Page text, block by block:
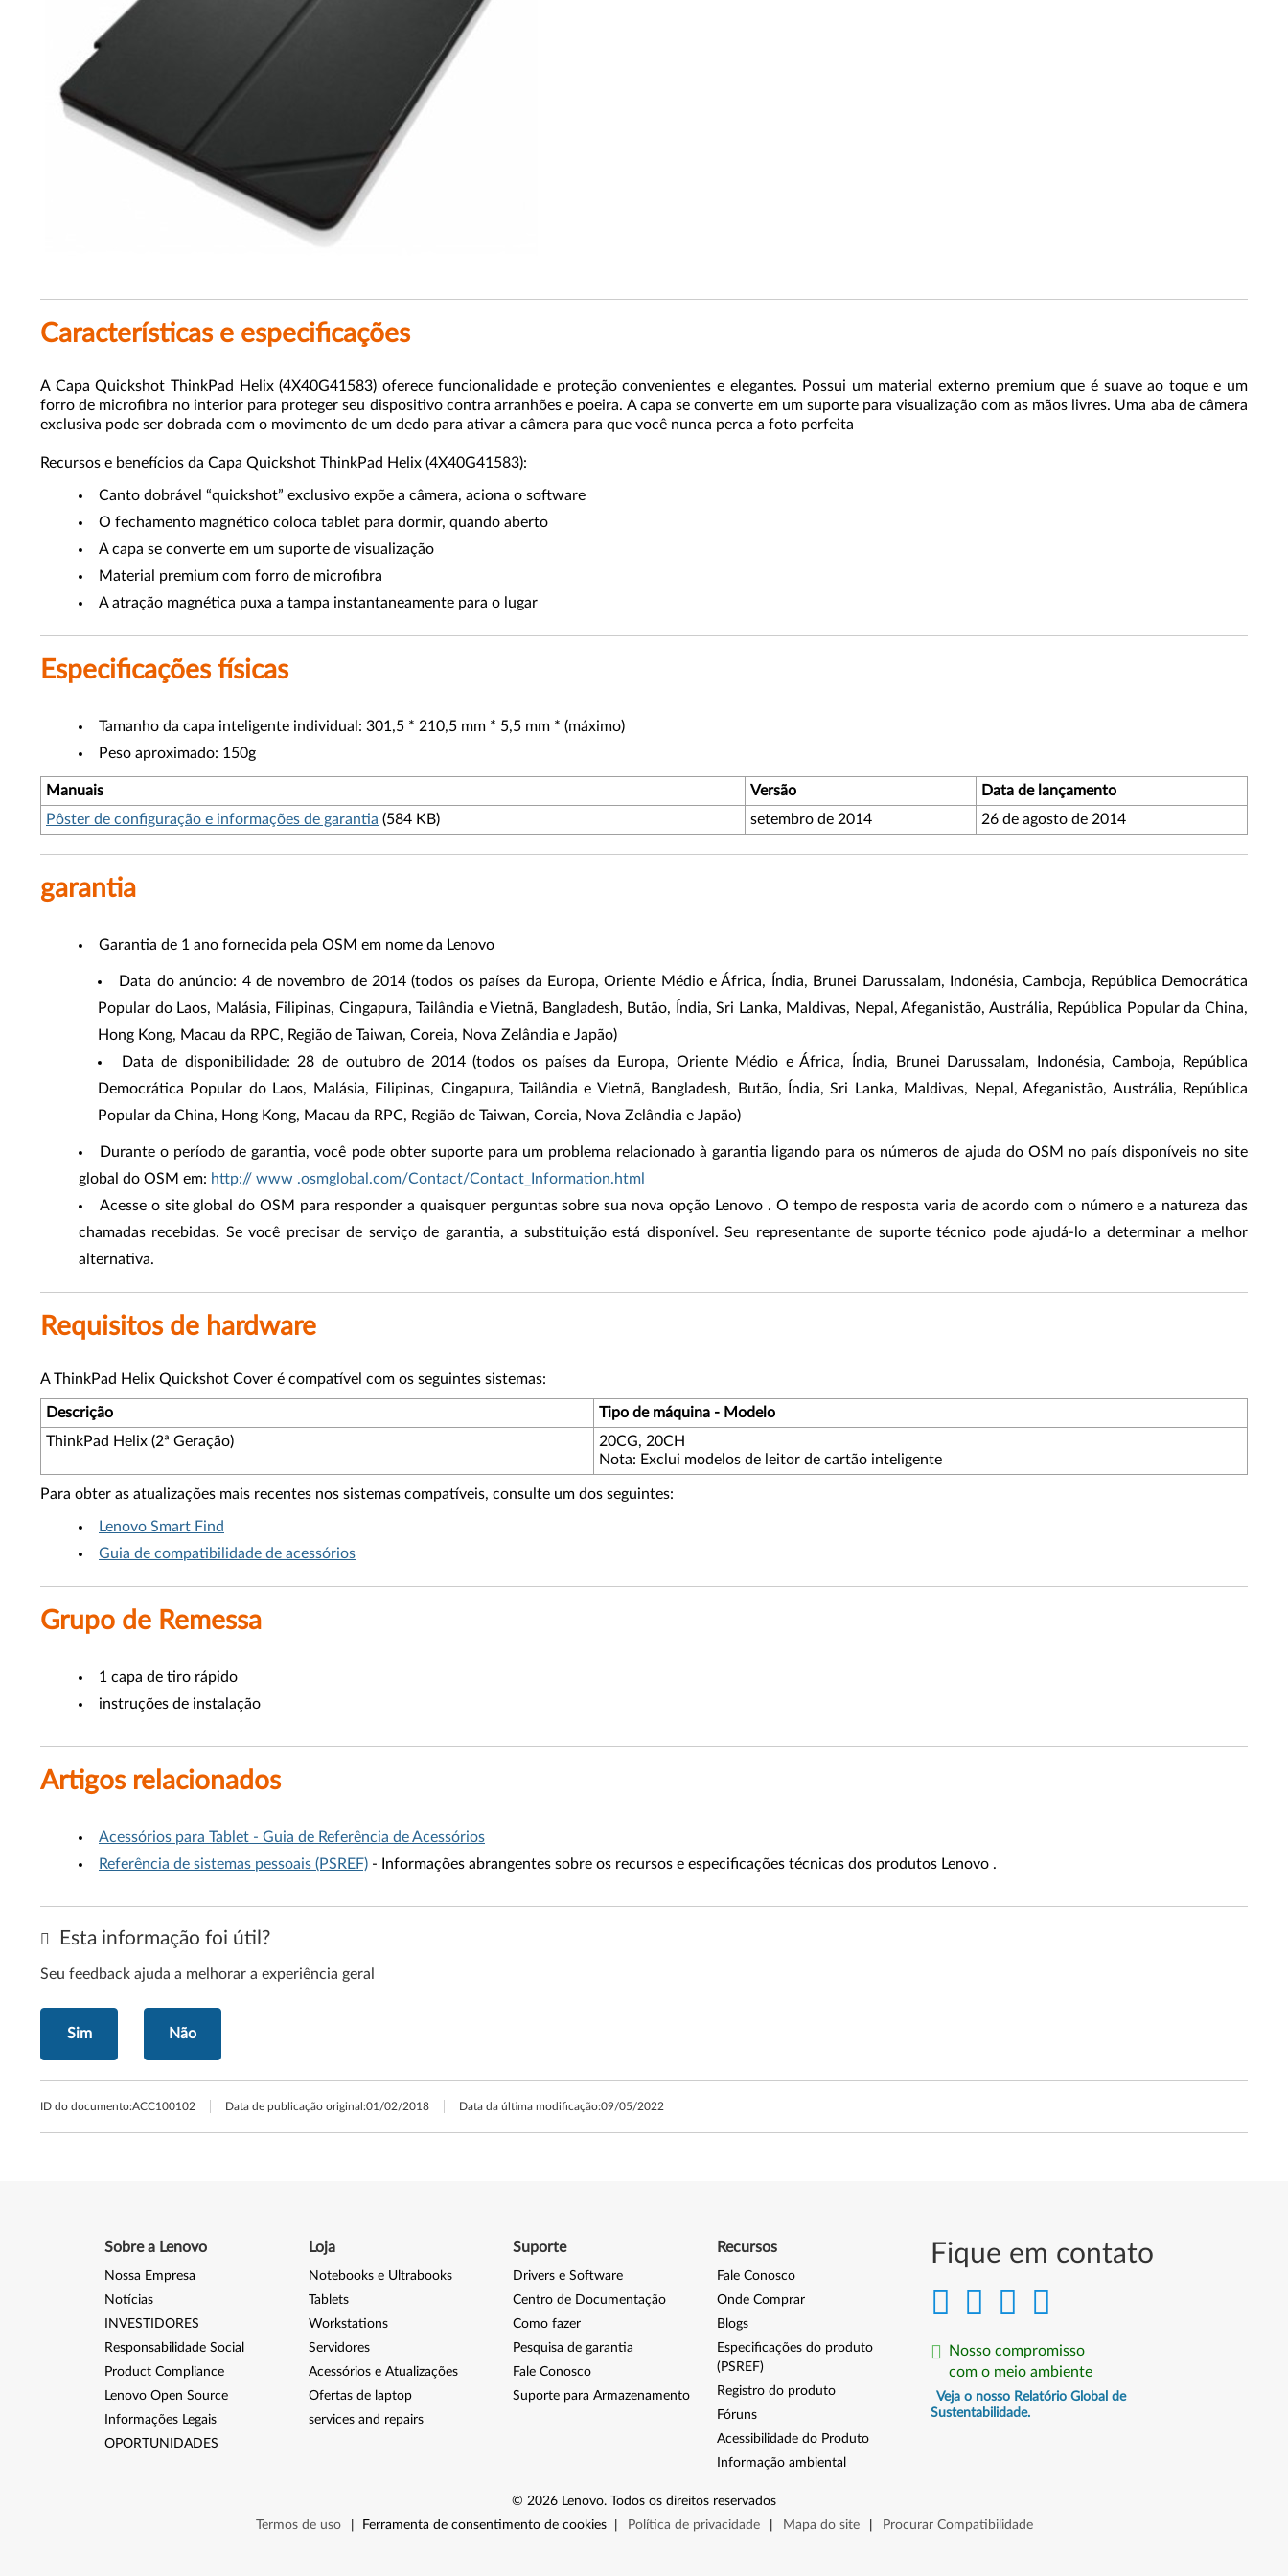
Características e especificações
A Capa Quickshot ThinkPad Helix (4X40G41583) oferece funcionalidade e proteção convenientes e elegantes. Possui um material externo premium que é suave ao toque e um
forro de microfibra no interior para proteger seu dispositivo contra arranhões e poeira. A capa se converte em um suporte para visualização com as mãos livres. Uma aba de câmera
exclusiva pode ser dobrada com o movimento de um dedo para ativar a câmera para que você nunca perca a foto perfeita
Recursos e benefícios da Capa Quickshot ThinkPad Helix (4X40G41583):
Canto dobrável “quickshot” exclusivo expõe a câmera, aciona o software
O fechamento magnético coloca tablet para dormir, quando aberto
A capa se converte em um suporte de visualização
Material premium com forro de microfibra
A atração magnética puxa a tampa instantaneamente para o lugar
Especificações físicas
Tamanho da capa inteligente individual: 301,5 * 210,5 mm * 5,5 mm * (máximo)
Peso aproximado: 150g
Manuais Versão
Data de lançamento
Pôster de configuração e informações de garantia (584 KB) setembro de 2014 26 de agosto de 2014
garantia
Garantia de 1 ano fornecida pela OSM em nome da Lenovo
Data do anúncio: 4 de novembro de 2014 (todos os países da Europa, Oriente Médio e África, Índia, Brunei Darussalam, Indonésia, Camboja, República Democrática
Popular do Laos, Malásia, Filipinas, Cingapura, Tailândia e Vietnã, Bangladesh, Butão, Índia, Sri Lanka, Maldivas, Nepal, Afeganistão, Austrália, República Popular da China,
Hong Kong, Macau da RPC, Região de Taiwan, Coreia, Nova Zelândia e Japão)
Data de disponibilidade: 28 de outubro de 2014 (todos os países da Europa, Oriente Médio e África, Índia, Brunei Darussalam, Indonésia, Camboja, República
Democrática Popular do Laos, Malásia, Filipinas, Cingapura, Tailândia e Vietnã, Bangladesh, Butão, Índia, Sri Lanka, Maldivas, Nepal, Afeganistão, Austrália, República
Popular da China, Hong Kong, Macau da RPC, Região de Taiwan, Coreia, Nova Zelândia e Japão)
Durante o período de garantia, você pode obter suporte para um problema relacionado à garantia ligando para os números de ajuda do OSM no país disponíveis no site
global do OSM em: http:// www .osmglobal.com/Contact/Contact_Information.html
Acesse o site global do OSM para responder a quaisquer perguntas sobre sua nova opção Lenovo . O tempo de resposta varia de acordo com o número e a natureza das
chamadas recebidas. Se você precisar de serviço de garantia, a substituição está disponível. Seu representante de suporte técnico pode ajudá-lo a determinar a melhor
alternativa.
Requisitos de hardware
A ThinkPad Helix Quickshot Cover é compatível com os seguintes sistemas:
Descrição
Tipo de máquina - Modelo
ThinkPad Helix (2ª Geração)
20CG, 20CH
Nota: Exclui modelos de leitor de cartão inteligente
Para obter as atualizações mais recentes nos sistemas compatíveis, consulte um dos seguintes:
Lenovo Smart Find
Guia de compatibilidade de acessórios
Grupo de Remessa
1 capa de tiro rápido
instruções de instalação
Artigos relacionados
Acessórios para Tablet - Guia de Referência de Acessórios
Referência de sistemas pessoais (PSREF) - Informações abrangentes sobre os recursos e especificações técnicas dos produtos Lenovo .
Esta informação foi útil?
Seu feedback ajuda a melhorar a experiência geral
Sim Não
ID do documento:ACC100102 Data de publicação original:01/02/2018 Data da última modificação:09/05/2022
Fique em contato
Nosso compromisso
com o meio ambiente
Veja o nosso Relatório Global de
Sustentabilidade.
Sobre a Lenovo
Nossa Empresa
Notícias
INVESTIDORES
Responsabilidade Social
Product Compliance
Lenovo Open Source
Informações Legais
OPORTUNIDADES
Loja
Notebooks e Ultrabooks
Tablets
Workstations
Servidores
Acessórios e Atualizações
Ofertas de laptop
services and repairs
Suporte
Drivers e Software
Centro de Documentação
Como fazer
Pesquisa de garantia
Fale Conosco
Suporte para Armazenamento
Recursos
Fale Conosco
Onde Comprar
Blogs
Especificações do produto
(PSREF)
Registro do produto
Fóruns
Acessibilidade do Produto
Informação ambiental
© 2026 Lenovo. Todos os direitos reservados
Termos de uso
Ferramenta de consentimento de cookies Política de privacidade Mapa do site Procurar Compatibilidade